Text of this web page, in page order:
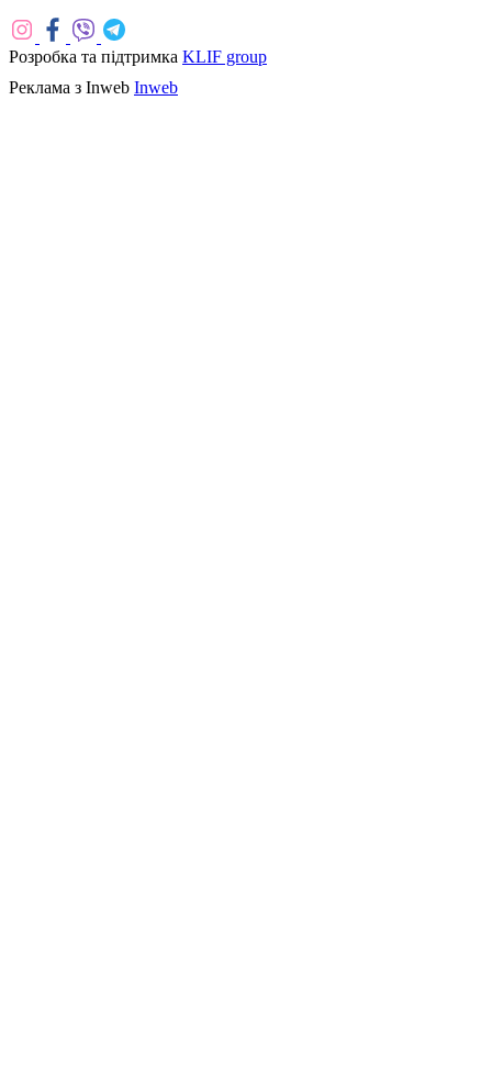
Розробка та підтримка KLIF group
Реклама з Inweb Inweb